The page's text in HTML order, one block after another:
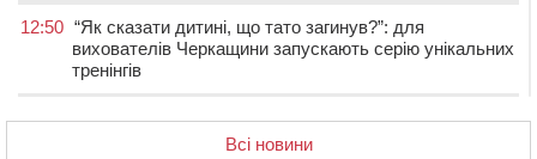
12:50 “Як сказати дитині, що тато загинув?”: для
вихователів Черкащини запускають серію унікальних
тренінгів
Всі новини